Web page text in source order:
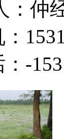
：仲
-